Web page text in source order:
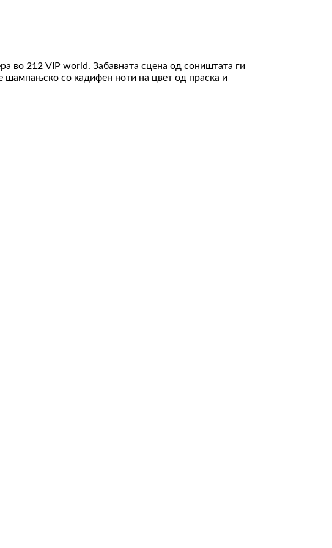
во 212 VIP world. Забавната сцена од соништата ги
шампањско со кадифен ноти на цвет од праска и